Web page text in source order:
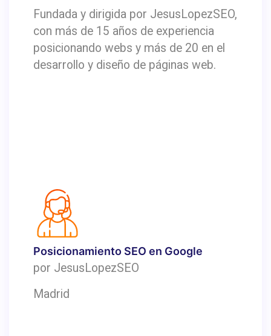
Fundada y dirigida por JesusLopezSEO,
con más de 15 años de experiencia
posicionando webs y más de 20 en el
desarrollo y diseño de páginas web.
Posicionamiento SEO en Google
por JesusLopezSEO
Madrid